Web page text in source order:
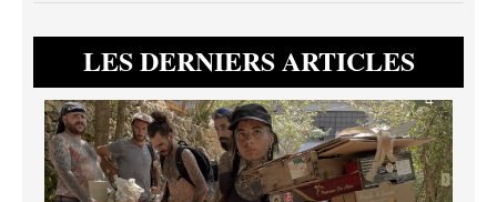
LES DERNIERS ARTICLES